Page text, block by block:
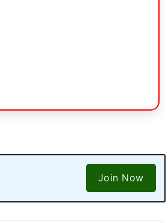
Join Now